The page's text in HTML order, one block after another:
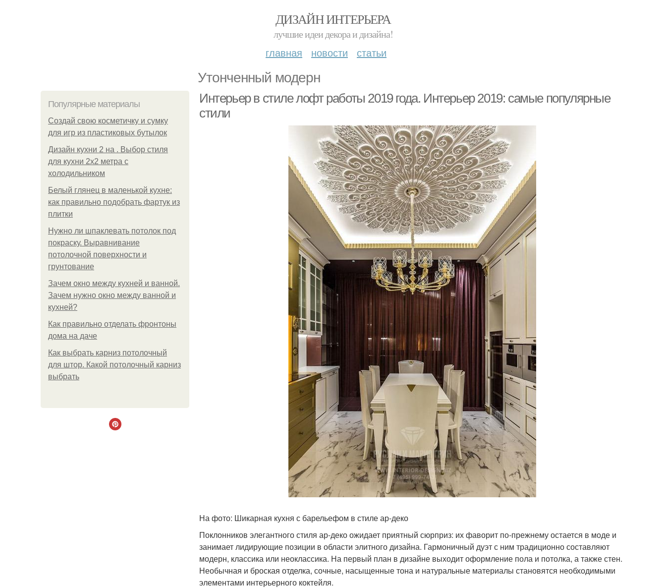
ДИЗАЙН ИНТЕРЬЕРА
лучшие идеи декора и дизайна!
главная новости статьи
Утонченный модерн
Популярные материалы
Создай свою косметичку и сумку
для игр из пластиковых бутылок
Дизайн кухни 2 на . Выбор стиля
для кухни 2х2 метра с
холодильником
Белый глянец в маленькой кухне:
как правильно подобрать фартук из
плитки
Нужно ли шпаклевать потолок под
покраску. Выравнивание
потолочной поверхности и
грунтование
Зачем окно между кухней и ванной.
Зачем нужно окно между ванной и
кухней?
Как правильно отделать фронтоны
дома на даче
Как выбрать карниз потолочный
для штор. Какой потолочный карниз
выбрать
Интерьер в стиле лофт работы 2019 года. Интерьер 2019: самые популярные
стили
На фото: Шикарная кухня с барельефом в стиле ар-деко
Поклонников элегантного стиля ар-деко ожидает приятный сюрприз: их фаворит по-прежнему остается в моде и
занимает лидирующие позиции в области элитного дизайна. Гармоничный дуэт с ним традиционно составляют
модерн, классика или неоклассика. На первый план в дизайне выходит оформление пола и потолка, а также стен.
Необычная и броская отделка, сочные, насыщенные тона и натуральные материалы становятся необходимыми
элементами интерьерного коктейля.